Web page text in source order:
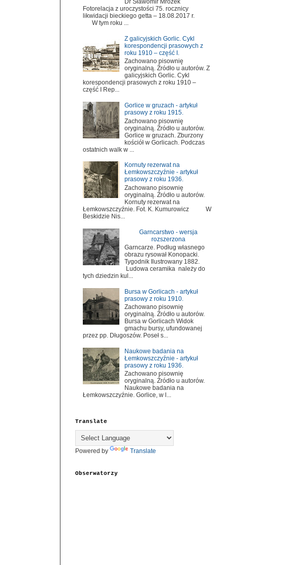
Dr Sławomir Mrozek
Fotorelacja z uroczystości 75. rocznicy
likwidacji bieckiego getta – 18.08.2017 r.
W tym roku ...
Z galicyjskich Gorlic. Cykl
korespondencji prasowych z
roku 1910 – część I.
Zachowano pisownię
oryginalną. Źródło u autorów. Z
galicyjskich Gorlic. Cykl
korespondencji prasowych z roku 1910 –
część I Rep...
Gorlice w gruzach - artykuł
prasowy z roku 1915.
Zachowano pisownię
oryginalną. Źródło u autorów.
Gorlice w gruzach. Zburzony
kościół w Gorlicach. Podczas
ostatnich walk w ...
Kornuty rezerwat na
Łemkowszczyźnie - artykuł
prasowy z roku 1936.
Zachowano pisownię
oryginalną. Źródło u autorów.
Kornuty rezerwat na
Łemkowszczyźnie. Fot. K. Kumurowicz W
Beskidzie Nis...
Garncarstwo - wersja
rozszerzona
Garncarze. Podług własnego
obrazu rysował Konopacki.
Tygodnik Ilustrowany 1882.
Ludowa ceramika należy do
tych dziedzin kul...
Bursa w Gorlicach - artykuł
prasowy z roku 1910.
Zachowano pisownię
oryginalną. Źródło u autorów.
Bursa w Gorlicach Widok
gmachu bursy, ufundowanej
przez pp. Długoszów. Poseł s...
Naukowe badania na
Łemkowszczyźnie - artykuł
prasowy z roku 1936.
Zachowano pisownię
oryginalną. Źródło u autorów.
Naukowe badania na
Łemkowszczyźnie. Gorlice, w l...
Translate
Powered by Translate
Obserwatorzy